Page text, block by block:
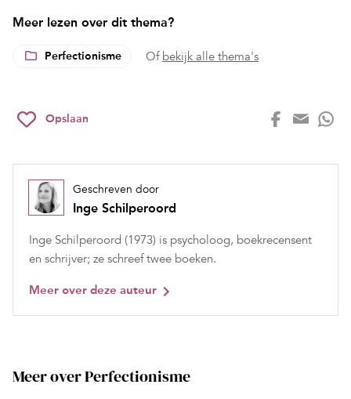
Meer lezen over dit thema?
Perfectionisme Of bekijk alle thema's
Opslaan
Geschreven door
Inge Schilperoord
Inge Schilperoord (1973) is psycholoog, boekrecensent
en schrijver; ze schreef twee boeken.
Meer over deze auteur
Meer over Perfectionisme